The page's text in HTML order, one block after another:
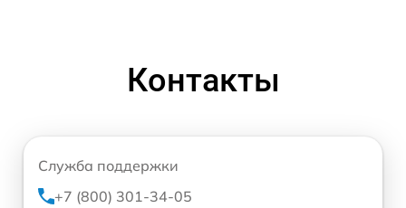
Контакты
Служба поддержки
+7 (800) 301-34-05